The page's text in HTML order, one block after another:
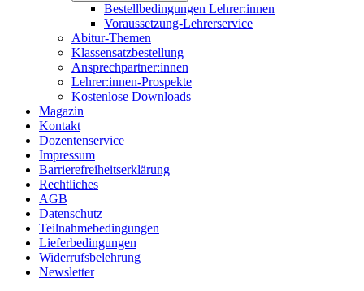
Bestellbedingungen Lehrer:innen
Voraussetzung-Lehrerservice
Abitur-Themen
Klassensatzbestellung
Ansprechpartner:innen
Lehrer:innen-Prospekte
Kostenlose Downloads
Magazin
Kontakt
Dozentenservice
Impressum
Barrierefreiheitserklärung
Rechtliches
AGB
Datenschutz
Teilnahmebedingungen
Lieferbedingungen
Widerrufsbelehrung
Newsletter